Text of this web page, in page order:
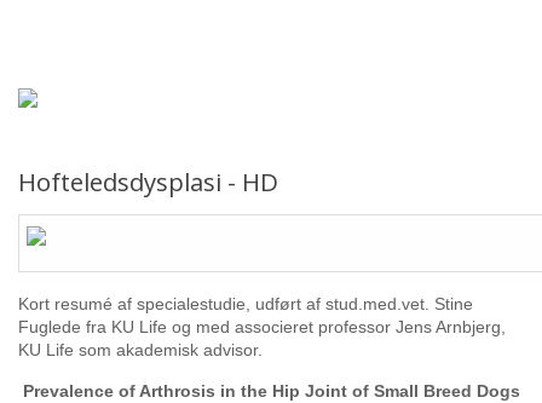
Hjem
Sundhed
Udstillinger
Årbog
Hofteledsdysplasi - HD
Kort resumé af specialestudie, udført af stud.med.vet. Stine
Fuglede fra KU Life og med associeret professor Jens Arnbjerg,
KU Life som akademisk advisor.
Prevalence of Arthrosis in the Hip Joint of Small Breed Dogs